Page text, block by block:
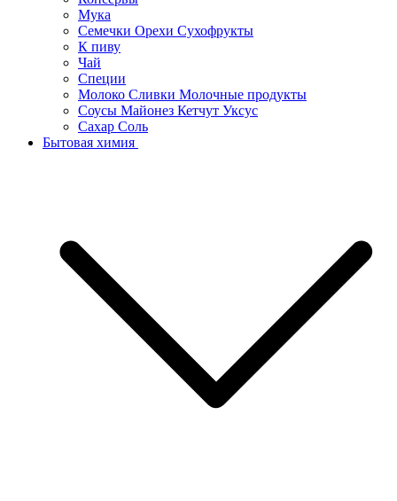
Мука
Семечки Орехи Сухофрукты
К пиву
Чай
Специи
Молоко Сливки Молочные продукты
Соусы Майонез Кетчут Уксус
Сахар Соль
Бытовая химия